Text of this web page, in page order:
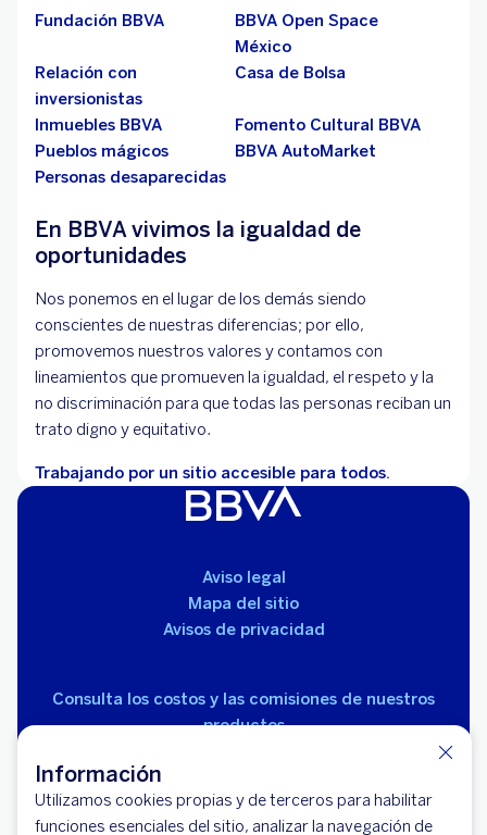
Información
Utilizamos cookies propias y de terceros para habilitar
funciones esenciales del sitio, analizar la navegación de
Fundación BBVA
BBVA Open Space
México
Relación con
inversionistas
Casa de Bolsa
Inmuebles BBVA
Fomento Cultural BBVA
Pueblos mágicos
BBVA AutoMarket
Personas desaparecidas
En BBVA vivimos la igualdad de
oportunidades
Nos ponemos en el lugar de los demás siendo
conscientes de nuestras diferencias; por ello,
promovemos nuestros valores y contamos con
lineamientos que promueven la igualdad, el respeto y la
no discriminación para que todas las personas reciban un
trato digno y equitativo.
Trabajando por un sitio accesible para todos.
Aviso legal
Mapa del sitio
Avisos de privacidad
Consulta los costos y las comisiones de nuestros
productos